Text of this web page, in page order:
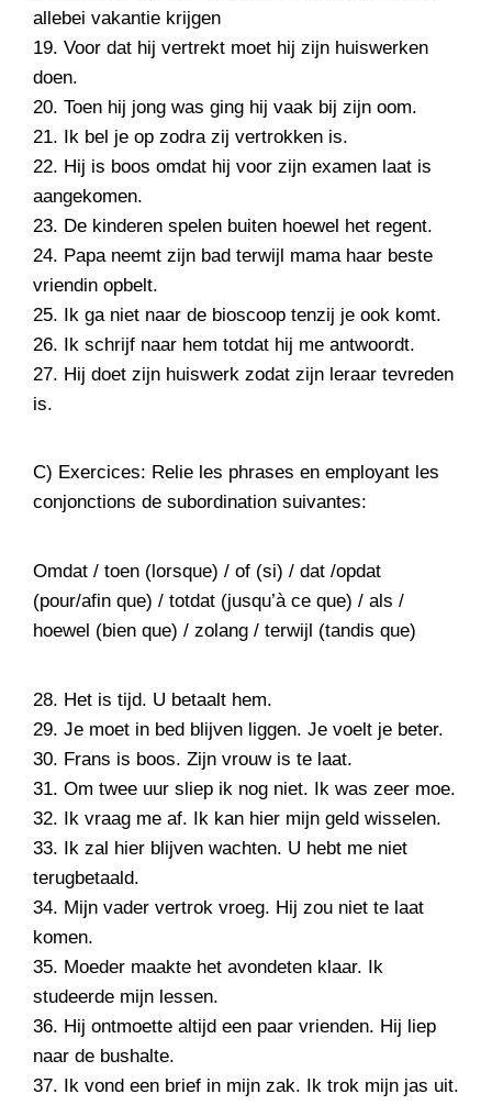
allebei vakantie krijgen
19. Voor dat hij vertrekt moet hij zijn huiswerken
doen.
20. Toen hij jong was ging hij vaak bij zijn oom.
21. Ik bel je op zodra zij vertrokken is.
22. Hij is boos omdat hij voor zijn examen laat is
aangekomen.
23. De kinderen spelen buiten hoewel het regent.
24. Papa neemt zijn bad terwijl mama haar beste
vriendin opbelt.
25. Ik ga niet naar de bioscoop tenzij je ook komt.
26. Ik schrijf naar hem totdat hij me antwoordt.
27. Hij doet zijn huiswerk zodat zijn leraar tevreden
is.
C) Exercices: Relie les phrases en employant les
conjonctions de subordination suivantes:
Omdat / toen (lorsque) / of (si) / dat /opdat
(pour/afin que) / totdat (jusqu’à ce que) / als /
hoewel (bien que) / zolang / terwijl (tandis que)
28. Het is tijd. U betaalt hem.
29. Je moet in bed blijven liggen. Je voelt je beter.
30. Frans is boos. Zijn vrouw is te laat.
31. Om twee uur sliep ik nog niet. Ik was zeer moe.
32. Ik vraag me af. Ik kan hier mijn geld wisselen.
33. Ik zal hier blijven wachten. U hebt me niet
terugbetaald.
34. Mijn vader vertrok vroeg. Hij zou niet te laat
komen.
35. Moeder maakte het avondeten klaar. Ik
studeerde mijn lessen.
36. Hij ontmoette altijd een paar vrienden. Hij liep
naar de bushalte.
37. Ik vond een brief in mijn zak. Ik trok mijn jas uit.